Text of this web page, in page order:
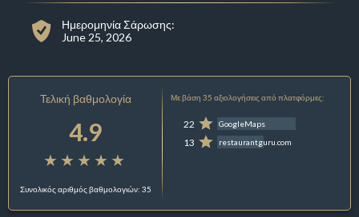
Ημερομηνία Σάρωσης:
June 25, 2026
Τελική βαθμολογία
4.9
Συνολικός αριθμός βαθμολογιών: 35
Με βάση 35 αξιολογήσεις από πλατφόρμες:
22 GoogleMaps
13 restaurantguru.com